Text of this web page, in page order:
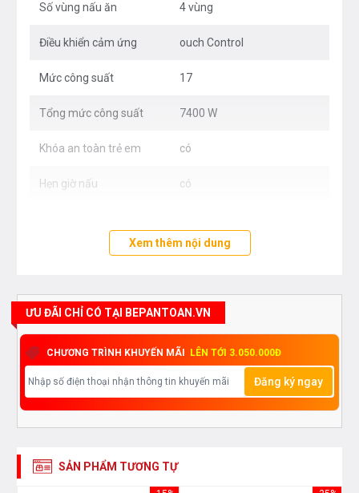
Giúp bạn dễ dàng trực tiếp chọn vùng nấu, 17 mức
công suất và tính năng bổ sung. Bạn không phải bấm
cách nhanh chóng và tiện lợi. Bảng điều khiển chỉ phát
sáng khi bếp được bật, mang phong cách thiết kế tối
biến tự động kiểm soát nhiệt độ dầu ăn
Số vùng nấu ăn 4 vùng
Điều khiển cảm ứng ouch Control
Mức công suất 17
Tổng mức công suất 7400 W
Khóa an toàn trẻ em có
Hẹn giờ nấu có
3 năm
Xem thêm nội dung
ƯU ĐÃI CHỈ CÓ TẠI BEPANTOAN.VN
CHƯƠNG TRÌNH KHUYẾN MÃI LÊN TỚI 3.050.000Đ
Đăng ký ngay
SẢN PHẨM TƯƠNG TỰ